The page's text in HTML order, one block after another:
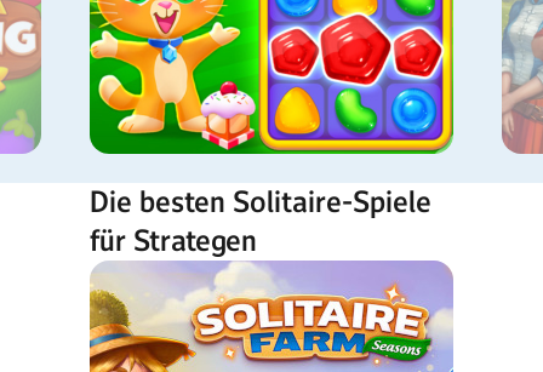
Die besten Solitaire-Spiele
für Strategen